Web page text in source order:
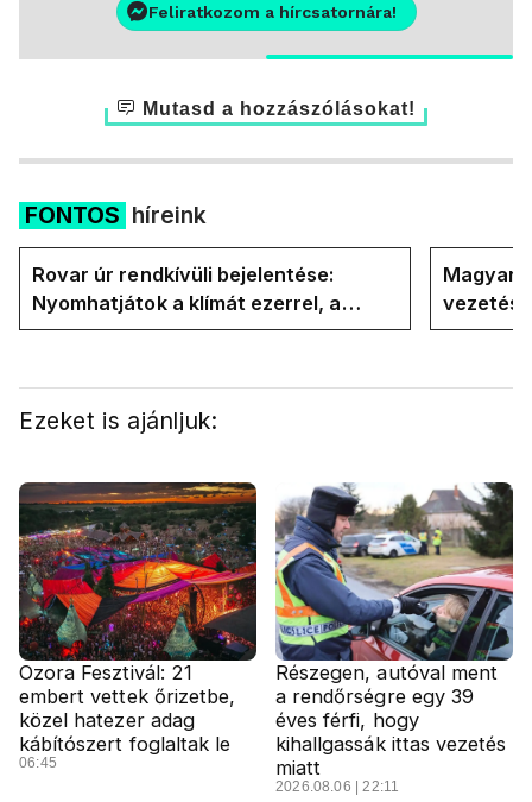
Feliratkozom a hírcsatornára!
Mutasd a hozzászólásokat!
FONTOS híreink
Rovar úr rendkívüli bejelentése:
Nyomhatjátok a klímát ezerrel, a
hűtőket letekerhetitek, vége az
Magyar
Ezeket is ajánljuk:
Ozora Fesztivál: 21
embert vettek őrizetbe,
közel hatezer adag
kábítószert foglaltak le
06:45
Részegen, autóval ment
a rendőrségre egy 39
éves férfi, hogy
kihallgassák ittas vezetés
miatt
2026.08.06 | 22:11